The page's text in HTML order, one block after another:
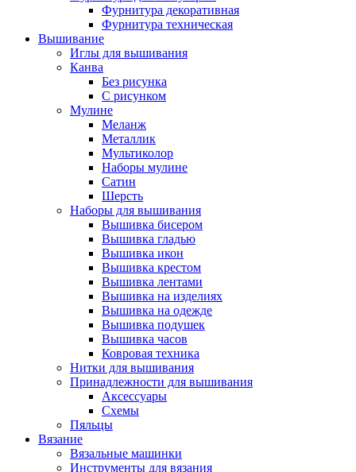
Фурнитура декоративная
Фурнитура техническая
Вышивание
Иглы для вышивания
Канва
Без рисунка
С рисунком
Мулине
Меланж
Металлик
Мультиколор
Наборы мулине
Сатин
Шерсть
Наборы для вышивания
Вышивка бисером
Вышивка гладью
Вышивка икон
Вышивка крестом
Вышивка лентами
Вышивка на изделиях
Вышивка на одежде
Вышивка подушек
Вышивка часов
Ковровая техника
Нитки для вышивания
Принадлежности для вышивания
Аксессуары
Схемы
Пяльцы
Вязание
Вязальные машинки
Инструменты для вязания